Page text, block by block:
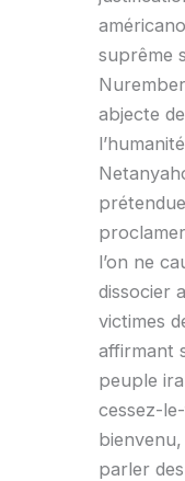
suprême
abjecte
l’on ne
dissocier
victimes
affirmant
peuple
cessez-
parler